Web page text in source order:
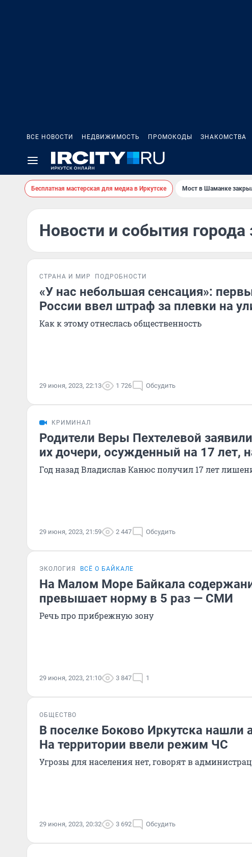
ВСЕ НОВОСТИ НЕДВИЖИМОСТЬ ПРОМОКОДЫ ЗНАКОМСТВА
Бесплатная мастерская для медиа в Иркутске Мост в Шаманке
Новости и события
СТРАНА И МИР ПОДРОБНОСТИ
«У нас небольшая сенсация»:
России ввел штраф за плевки на
Как к этому отнеслась общественность
29 июня, 2023, 22:13 1 726 Обсудить
КРИМИНАЛ
Родители Веры Пехтелевой
их дочери, осужденный на 17 лет,
Год назад Владислав Канюс получил 17 лет
29 июня, 2023, 21:59 2 447 Обсудить
ЭКОЛОГИЯ ВСЁ О БАЙКАЛЕ
На Малом Море Байкала
превышает норму в 5 раз — СМИ
Речь про прибрежную зону
29 июня, 2023, 21:10 3 847 1
ОБЩЕСТВО
В поселке Боково Иркутска нашли
На территории ввели режим ЧС
Угрозы для населения нет, говорят в
29 июня, 2023, 20:32 3 692 Обсудить